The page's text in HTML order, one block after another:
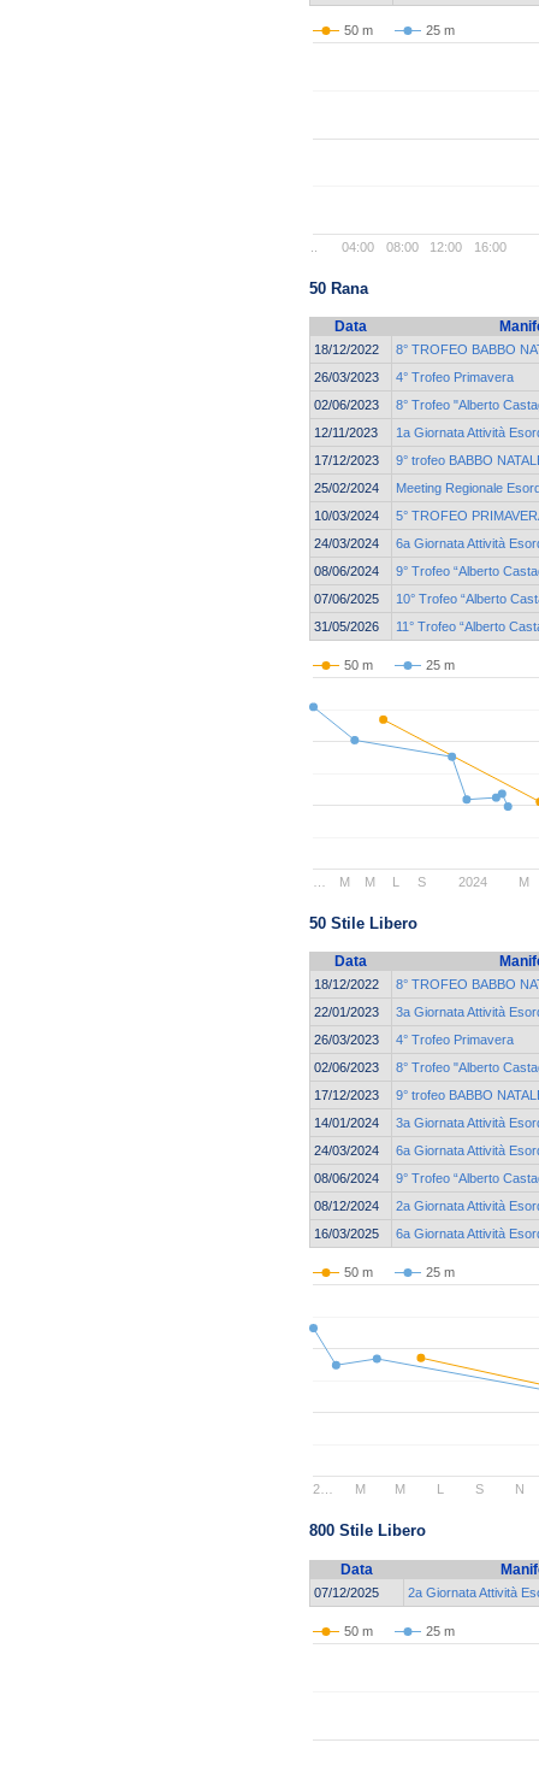
50 m 25 m
04:00 08:00 12:00 16:00
50 Rana
Data
18/12/2022
8° TROFEO BABBO
26/03/2023
4° Trofeo Primavera
02/06/2023
8° Trofeo "Alberto
12/11/2023
1a Giornata Attività
17/12/2023
9° trofeo BABBO
25/02/2024
Meeting Regionale
10/03/2024
5° TROFEO
24/03/2024
6a Giornata Attività
08/06/2024
9° Trofeo “Alberto
07/06/2025
10° Trofeo “Alberto
31/05/2026
11° Trofeo “Alberto
50 m 25 m
2024
M M L S M
50 Stile Libero
Data
18/12/2022
8° TROFEO BABBO
22/01/2023
3a Giornata Attività
26/03/2023
4° Trofeo Primavera
02/06/2023
8° Trofeo "Alberto
17/12/2023
9° trofeo BABBO
14/01/2024
3a Giornata Attività
24/03/2024
6a Giornata Attività
08/06/2024
9° Trofeo “Alberto
08/12/2024
2a Giornata Attività
16/03/2025
6a Giornata Attività
50 m 25 m
2… M M S N
800 Stile Libero
Data
07/12/2025 2a Giornata Attività
50 m 25 m